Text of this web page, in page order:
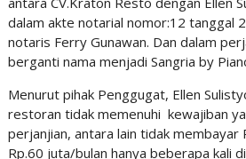
dalam akte notarial nomor:12 tanggal
notaris Ferry Gunawan. Dan dalam
berganti nama menjadi Sangria by
Menurut pihak Penggugat, Ellen
restoran tidak memenuhi kewajiban
perjanjian, antara lain tidak
Rp.60 juta/bulan hanya beberapa kali